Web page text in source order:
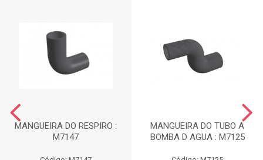
MANGUEIRA DO RESPIRO :
M7147
MANGUEIRA DO TUBO A
BOMBA D AGUA : M7125